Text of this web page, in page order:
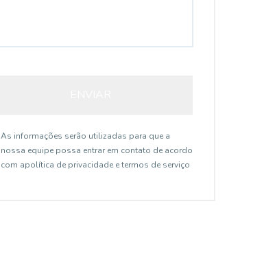
As informações serão utilizadas para que a
nossa equipe possa entrar em contato de acordo
com apolítica de privacidade e termos de serviço